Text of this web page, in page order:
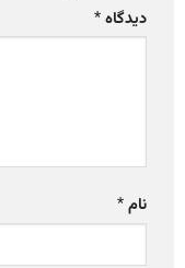
دیدگاه*
نام*